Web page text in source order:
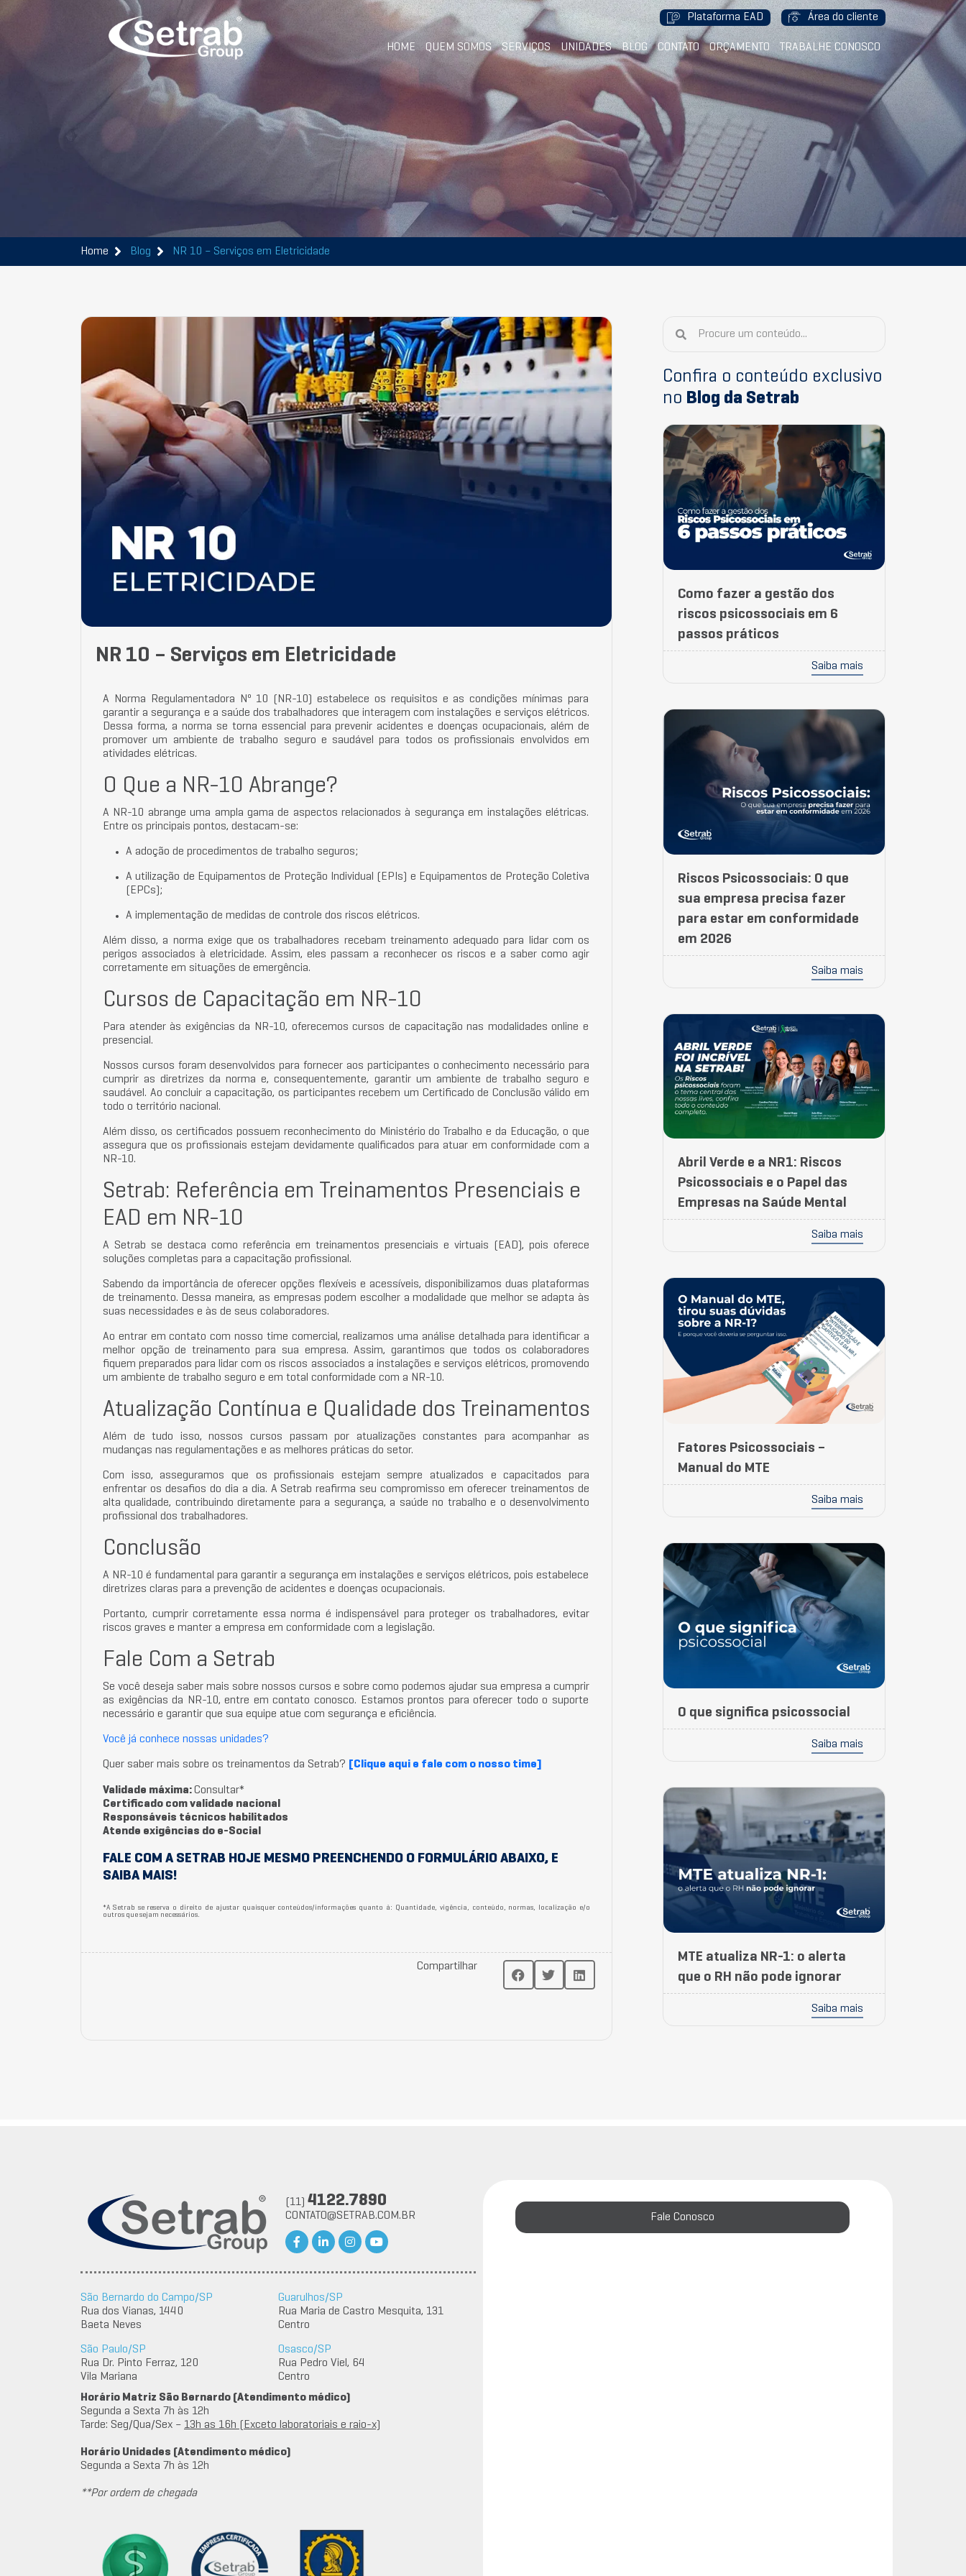
Plataforma EAD Área do cliente
HOME QUEM SOMOS SERVIÇOS UNIDADES BLOG CONTATO ORÇAMENTO TRABALHE CONOSCO
Home Blog NR 10 – Serviços em Eletricidade
NR 10 – Serviços em Eletricidade
A Norma Regulamentadora Nº 10 (NR-10) estabelece os requisitos e as condições mínimas para
garantir a segurança e a saúde dos trabalhadores que interagem com instalações e serviços elétricos.
Dessa forma, a norma se torna essencial para prevenir acidentes e doenças ocupacionais, além de
promover um ambiente de trabalho seguro e saudável para todos os profissionais envolvidos em
atividades elétricas.
O Que a NR-10 Abrange?
A NR-10 abrange uma ampla gama de aspectos relacionados à segurança em instalações elétricas.
Entre os principais pontos, destacam-se:
A adoção de procedimentos de trabalho seguros;
A utilização de Equipamentos de Proteção Individual (EPIs) e Equipamentos de Proteção Coletiva
(EPCs);
A implementação de medidas de controle dos riscos elétricos.
Além disso, a norma exige que os trabalhadores recebam treinamento adequado para lidar com os
perigos associados à eletricidade. Assim, eles passam a reconhecer os riscos e a saber como agir
corretamente em situações de emergência.
Cursos de Capacitação em NR-10
Para atender às exigências da NR-10, oferecemos cursos de capacitação nas modalidades online e
presencial.
Nossos cursos foram desenvolvidos para fornecer aos participantes o conhecimento necessário para
cumprir as diretrizes da norma e, consequentemente, garantir um ambiente de trabalho seguro e
saudável. Ao concluir a capacitação, os participantes recebem um Certificado de Conclusão válido em
todo o território nacional.
Além disso, os certificados possuem reconhecimento do Ministério do Trabalho e da Educação, o que
assegura que os profissionais estejam devidamente qualificados para atuar em conformidade com a
NR-10.
Setrab: Referência em Treinamentos Presenciais e
EAD em NR-10
A Setrab se destaca como referência em treinamentos presenciais e virtuais (EAD), pois oferece
soluções completas para a capacitação profissional.
Sabendo da importância de oferecer opções flexíveis e acessíveis, disponibilizamos duas plataformas
de treinamento. Dessa maneira, as empresas podem escolher a modalidade que melhor se adapta às
suas necessidades e às de seus colaboradores.
Ao entrar em contato com nosso time comercial, realizamos uma análise detalhada para identificar a
melhor opção de treinamento para sua empresa. Assim, garantimos que todos os colaboradores
fiquem preparados para lidar com os riscos associados a instalações e serviços elétricos, promovendo
um ambiente de trabalho seguro e em total conformidade com a NR-10.
Atualização Contínua e Qualidade dos Treinamentos
Além de tudo isso, nossos cursos passam por atualizações constantes para acompanhar as
mudanças nas regulamentações e as melhores práticas do setor.
Com isso, asseguramos que os profissionais estejam sempre atualizados e capacitados para
enfrentar os desafios do dia a dia. A Setrab reafirma seu compromisso em oferecer treinamentos de
alta qualidade, contribuindo diretamente para a segurança, a saúde no trabalho e o desenvolvimento
profissional dos trabalhadores.
Conclusão
A NR-10 é fundamental para garantir a segurança em instalações e serviços elétricos, pois estabelece
diretrizes claras para a prevenção de acidentes e doenças ocupacionais.
Portanto, cumprir corretamente essa norma é indispensável para proteger os trabalhadores, evitar
riscos graves e manter a empresa em conformidade com a legislação.
Fale Com a Setrab
Se você deseja saber mais sobre nossos cursos e sobre como podemos ajudar sua empresa a cumprir
as exigências da NR-10, entre em contato conosco. Estamos prontos para oferecer todo o suporte
necessário e garantir que sua equipe atue com segurança e eficiência.
Você já conhece nossas unidades?
Quer saber mais sobre os treinamentos da Setrab? [Clique aqui e fale com o nosso time]
Validade máxima: Consultar*
Certificado com validade nacional
Responsáveis técnicos habilitados
Atende exigências do e-Social
FALE COM A SETRAB HOJE MESMO PREENCHENDO O FORMULÁRIO ABAIXO, E
SAIBA MAIS!
*A Setrab se reserva o direito de ajustar quaisquer conteúdos/informações quanto à: Quantidade, vigência, conteúdo, normas, localização e/o
outros que sejam necessários.
Compartilhar
Confira o conteúdo exclusivo
no Blog da Setrab
Como fazer a gestão dos
riscos psicossociais em 6
passos práticos
Saiba mais
Riscos Psicossociais: O que
sua empresa precisa fazer
para estar em conformidade
em 2026
Saiba mais
Abril Verde e a NR1: Riscos
Psicossociais e o Papel das
Empresas na Saúde Mental
Saiba mais
Fatores Psicossociais –
Manual do MTE
Saiba mais
O que significa psicossocial
Saiba mais
MTE atualiza NR-1: o alerta
que o RH não pode ignorar
Saiba mais
(11) 4122.7890
CONTATO@SETRAB.COM.BR
São Bernardo do Campo/SP
Rua dos Vianas, 1440
Baeta Neves
São Paulo/SP
Rua Dr. Pinto Ferraz, 120
Vila Mariana
Guarulhos/SP
Rua Maria de Castro Mesquita, 131
Centro
Osasco/SP
Rua Pedro Viel, 64
Centro
Horário Matriz São Bernardo (Atendimento médico)
Segunda a Sexta 7h às 12h
Tarde: Seg/Qua/Sex – 13h as 16h (Exceto laboratoriais e raio-x)
Horário Unidades (Atendimento médico)
Segunda a Sexta 7h às 12h
**Por ordem de chegada
Fale Conosco